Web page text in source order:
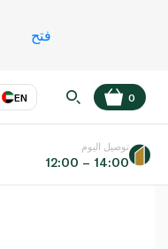
فتح
EN
عر
0
توصيل اليوم
12:00 – 14:00